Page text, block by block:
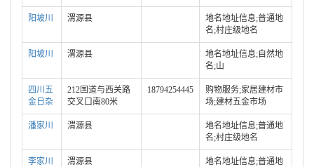
阳坡川 渭源县
地名地址信息;普通地
名;村庄级地名
阳坡川 渭源县
地名地址信息;自然地
名;山
四川五
金日杂
212国道与西关路
交叉口南80米
18794254445
购物服务;家居建材市
场;建材五金市场
潘家川 渭源县
地名地址信息;普通地
名;村庄级地名
李家川 渭源县
地名地址信息;普通地